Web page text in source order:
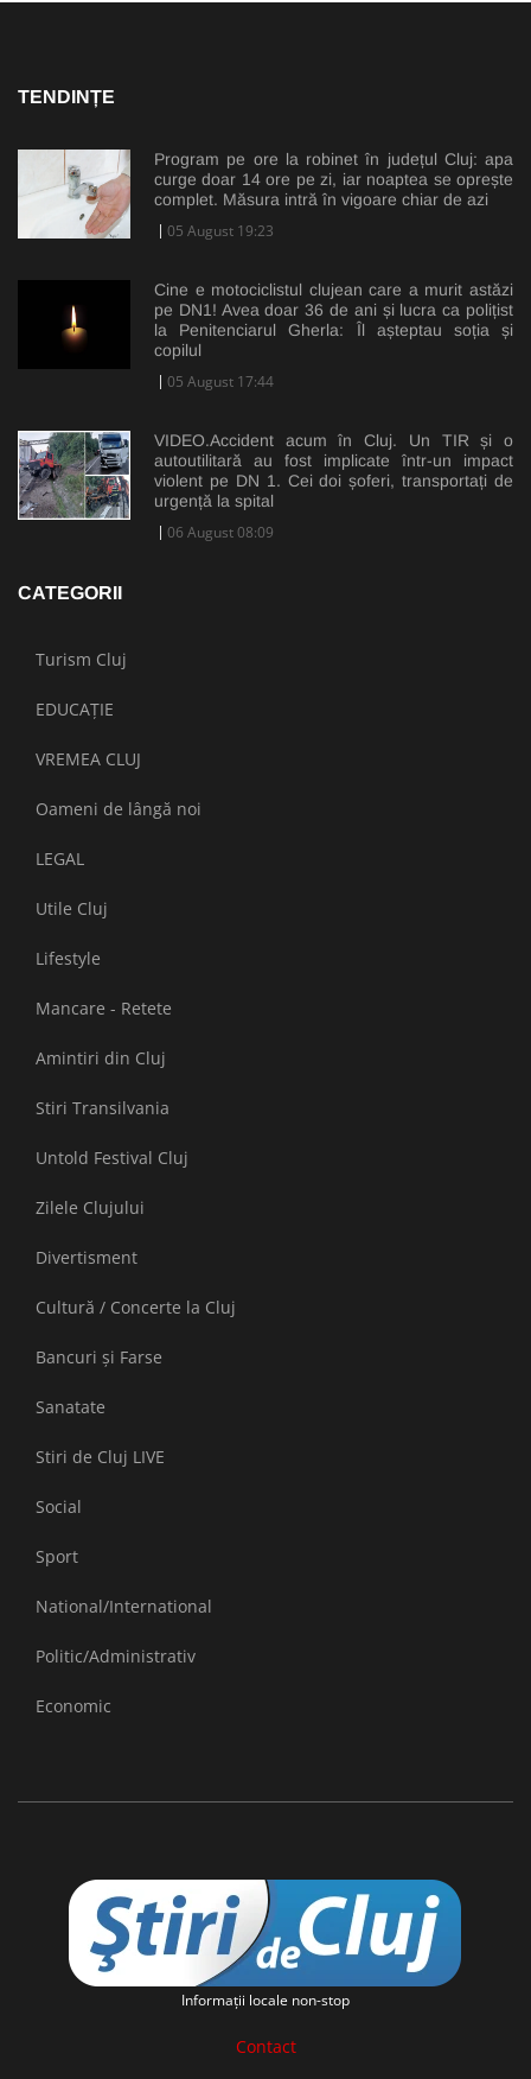
TENDINȚE
Program pe ore la robinet în județul Cluj: apa
curge doar 14 ore pe zi, iar noaptea se oprește
complet. Măsura intră în vigoare chiar de azi
05 August 19:23
Cine e motociclistul clujean care a murit astăzi
pe DN1! Avea doar 36 de ani și lucra ca polițist
la Penitenciarul Gherla: Îl așteptau soția și
copilul
05 August 17:44
VIDEO.Accident acum în Cluj. Un TIR și o
autoutilitară au fost implicate într-un impact
violent pe DN 1. Cei doi șoferi, transportați de
urgență la spital
06 August 08:09
CATEGORII
Turism Cluj
EDUCAȚIE
VREMEA CLUJ
Oameni de lângă noi
LEGAL
Utile Cluj
Lifestyle
Mancare - Retete
Amintiri din Cluj
Stiri Transilvania
Untold Festival Cluj
Zilele Clujului
Divertisment
Cultură / Concerte la Cluj
Bancuri și Farse
Sanatate
Stiri de Cluj LIVE
Social
Sport
National/International
Politic/Administrativ
Economic
Informaţii locale non-stop
Contact